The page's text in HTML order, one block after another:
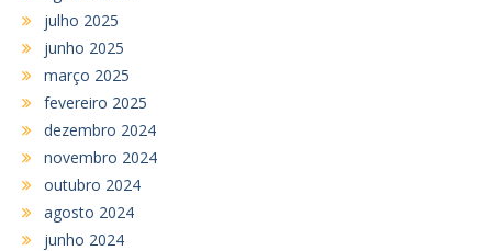
julho 2025
junho 2025
março 2025
fevereiro 2025
dezembro 2024
novembro 2024
outubro 2024
agosto 2024
junho 2024